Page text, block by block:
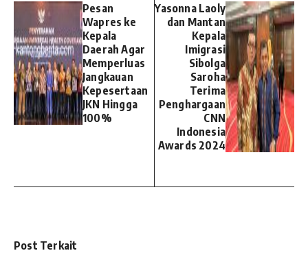
Pesan
Wapres ke
Kepala
Daerah Agar
Memperluas
Jangkauan
Kepesertaan
JKN Hingga
100%
Yasonna Laoly
dan Mantan
Kepala
Imigrasi
Sibolga
Saroha
Terima
Penghargaan
CNN
Indonesia
Awards 2024
Post Terkait